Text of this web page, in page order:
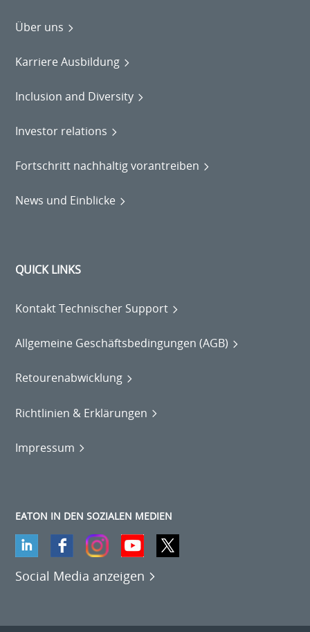
Über uns
Karriere Ausbildung
Inclusion and Diversity
Investor relations
Fortschritt nachhaltig vorantreiben
News und Einblicke
QUICK LINKS
Kontakt Technischer Support
Allgemeine Geschäftsbedingungen (AGB)
Retourenabwicklung
Richtlinien & Erklärungen
Impressum
EATON IN DEN SOZIALEN MEDIEN
Social Media anzeigen